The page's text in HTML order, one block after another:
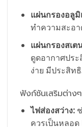
แผ่นกรองอลูมิ
ทำความสะอา
แผ่นกรองสเต
ดูดอากาศปร
ง่าย มีประสิท
ฟังก์ชันเสริมต่างๆ
ไฟส่องสว่าง:ช่
ควรเป็นหลอด